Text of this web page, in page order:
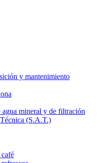
y mantenimiento
agua mineral y de filtración
(S.A.T.)